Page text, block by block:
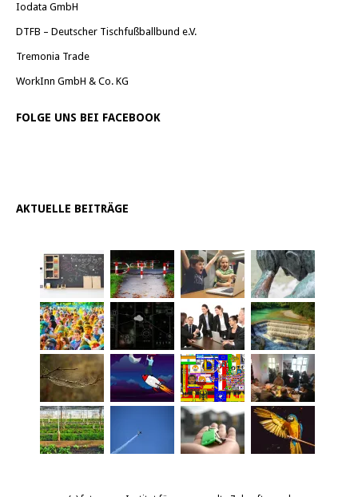
Iodata GmbH
DTFB – Deutscher Tischfußballbund e.V.
Tremonia Trade
WorkInn GmbH & Co. KG
FOLGE UNS BEI FACEBOOK
AKTUELLE BEITRÄGE